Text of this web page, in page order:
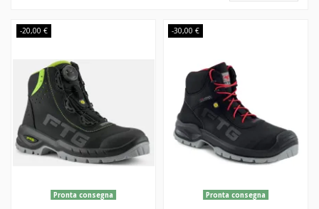
-20,00 €
Pronta consegna
-30,00 €
Pronta consegna